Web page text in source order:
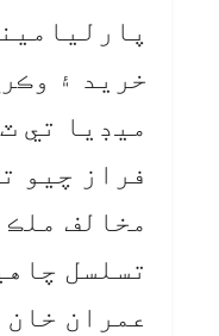
خريد ۽
ميڊيا تي
فراز چيو
مخالف
تسلسل
عمران خان